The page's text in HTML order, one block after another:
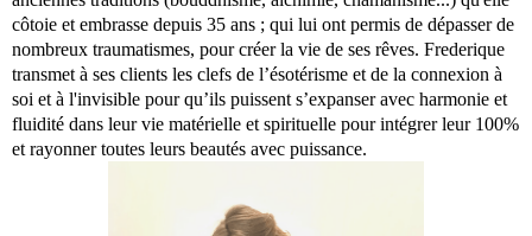
côtoie et embrasse depuis 35 ans ; qui lui ont permis de dépasser de
nombreux traumatismes, pour créer la vie de ses rêves. Frederique
transmet à ses clients les clefs de l’ésotérisme et de la connexion à
soi et à l'invisible pour qu’ils puissent s’expanser avec harmonie et
fluidité dans leur vie matérielle et spirituelle pour intégrer leur 100%
et rayonner toutes leurs beautés avec puissance.